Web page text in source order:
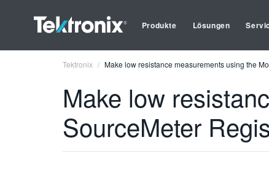
Produkte Lösungen
Tektronix Make low resistance measurements using the
Make low
SourceMeter